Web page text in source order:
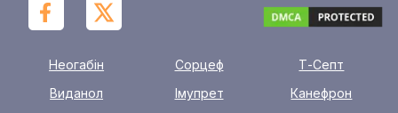
Неогабін Сорцеф
Т-Септ
Виданол
Імупрет
Канефрон